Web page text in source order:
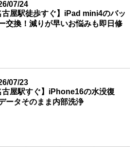
07/24
古屋駅徒歩すぐ】iPad mini4のバッ
交換！減りが早いお悩みも即日修
07/23
古屋駅すぐ】iPhone16の水没復
ータそのまま内部洗浄